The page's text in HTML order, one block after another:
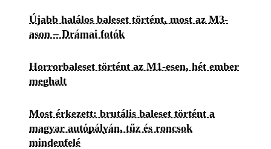
Újabb halálos baleset történt, most az M3-
ason – Drámai fotók
Horrorbaleset történt az M1-esen, hét ember
meghalt
Most érkezett: brutális baleset történt a
magyar autópályán, tűz és roncsok
mindenfelé